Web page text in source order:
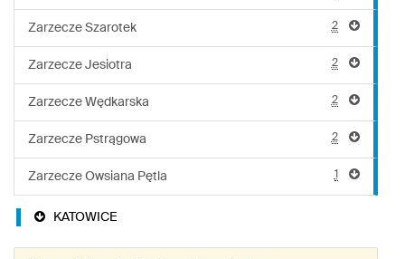
Zarzecze Szarotek 2
Zarzecze Jesiotra 2
Zarzecze Wędkarska 2
Zarzecze Pstrągowa 2
Zarzecze Owsiana Pętla 1
KATOWICE